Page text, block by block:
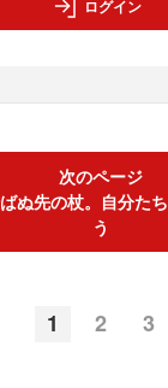
ログイン
次のページ
ぬ先の杖。自分た
う
1 2 3